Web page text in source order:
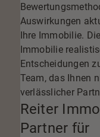
Auswirkungen
Ihre Immobilie.
Immobilie
Entscheidungen
Team, das Ihnen
verlässlicher
Reiter
Partner für